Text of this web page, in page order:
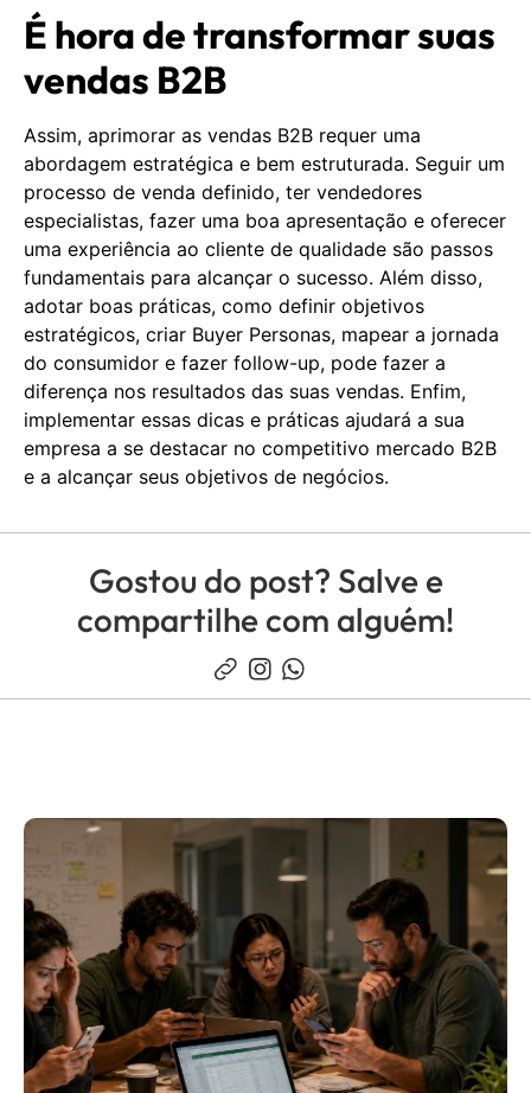
É hora de transformar suas
vendas B2B
Assim, aprimorar as vendas B2B requer uma
abordagem estratégica e bem estruturada. Seguir um
processo de venda definido, ter vendedores
especialistas, fazer uma boa apresentação e oferecer
uma experiência ao cliente de qualidade são passos
fundamentais para alcançar o sucesso. Além disso,
adotar boas práticas, como definir objetivos
estratégicos, criar Buyer Personas, mapear a jornada
do consumidor e fazer follow-up, pode fazer a
diferença nos resultados das suas vendas. Enfim,
implementar essas dicas e práticas ajudará a sua
empresa a se destacar no competitivo mercado B2B
e a alcançar seus objetivos de negócios.
Gostou do post? Salve e
compartilhe com alguém!